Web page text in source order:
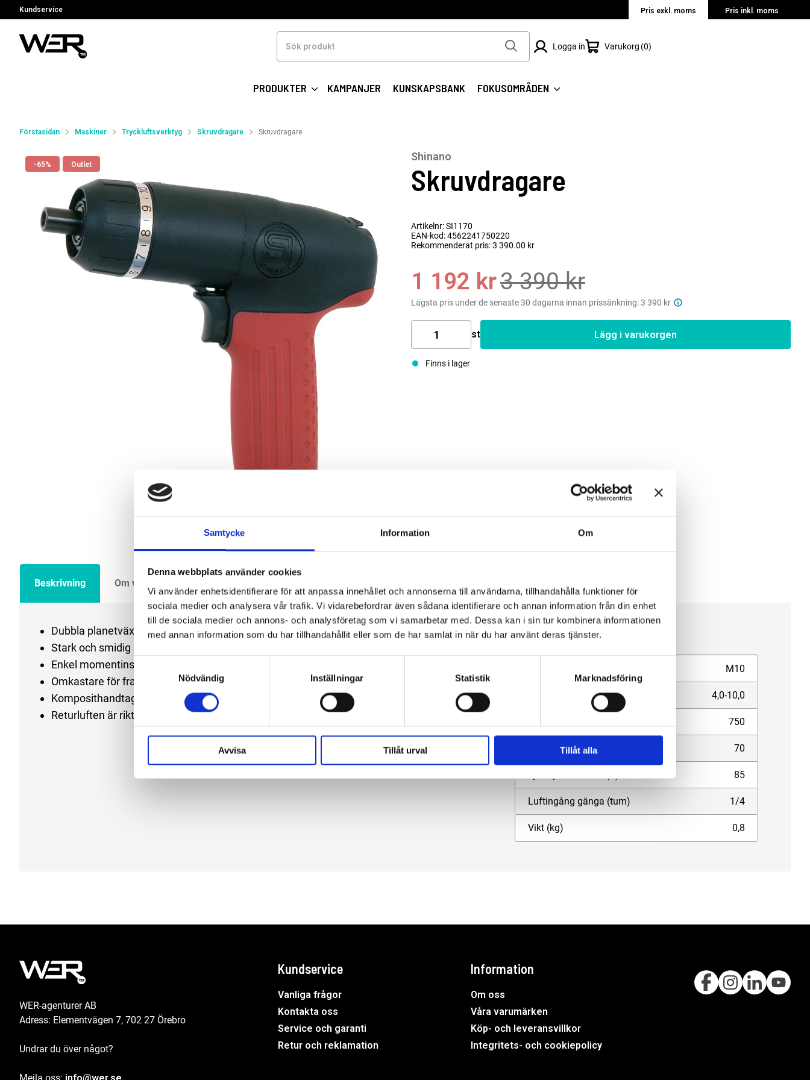
Samtycke Information Om
Denna webbplats använder cookies
Vi använder enhetsidentifierare för att anpassa innehållet och annonserna till användarna, tillhandahålla funktioner för
sociala medier och analysera vår trafik. Vi vidarebefordrar även sådana identifierare och annan information från din enhet
till de sociala medier och annons- och analysföretag som vi samarbetar med. Dessa kan i sin tur kombinera informationen
med annan information som du har tillhandahållit eller som de har samlat in när du har använt deras tjänster.
Samtyckesval
Nödvändig
Inställningar Statistik Marknadsföring
Avvisa Tillåt urval Tillåt alla
Kundservice Pris exkl. moms Pris inkl. moms
produkt
Logga in Varukorg 0
PRODUKTER KAMPANJER KUNSKAPSBANK FOKUSOMRÅDEN
Förstasidan Maskiner Tryckluftsverktyg Skruvdragare Skruvdragare
-65% Outlet
Shinano
Skruvdragare
Artikelnr: SI1170
EAN-kod: 4562241750220
Rekommenderat pris: 3 390.00 kr
1 192 kr3 390 kr
Lägsta pris under de senaste 30 dagarna innan prissänkning: 3 390 kr
st Lägg i varukorgen
Finns i lager
Beskrivning Om varumärket
Dubbla planetväxlar
Stark och smidig
Enkel momentinställning via hylsan i framkant
Omkastare för fram/back i bakkant på verktyget
Komposithandtag
Returluften är riktad nedåt
Specifikation
M10
Momentområde (Nm) 4,0-10,0
750
Luftförbrukning (l/min) 70
85
Luftingång gänga (tum) 1/4
Vikt (kg) 0,8
WER-agenturer AB
Adress: Elementvägen 7, 702 27 Örebro
Undrar du över något?
Kundservice
Vanliga frågor
Kontakta oss
Service och garanti
Retur och reklamation
Information
Om oss
Våra varumärken
Köp- och leveransvillkor
Integritets- och cookiepolicy